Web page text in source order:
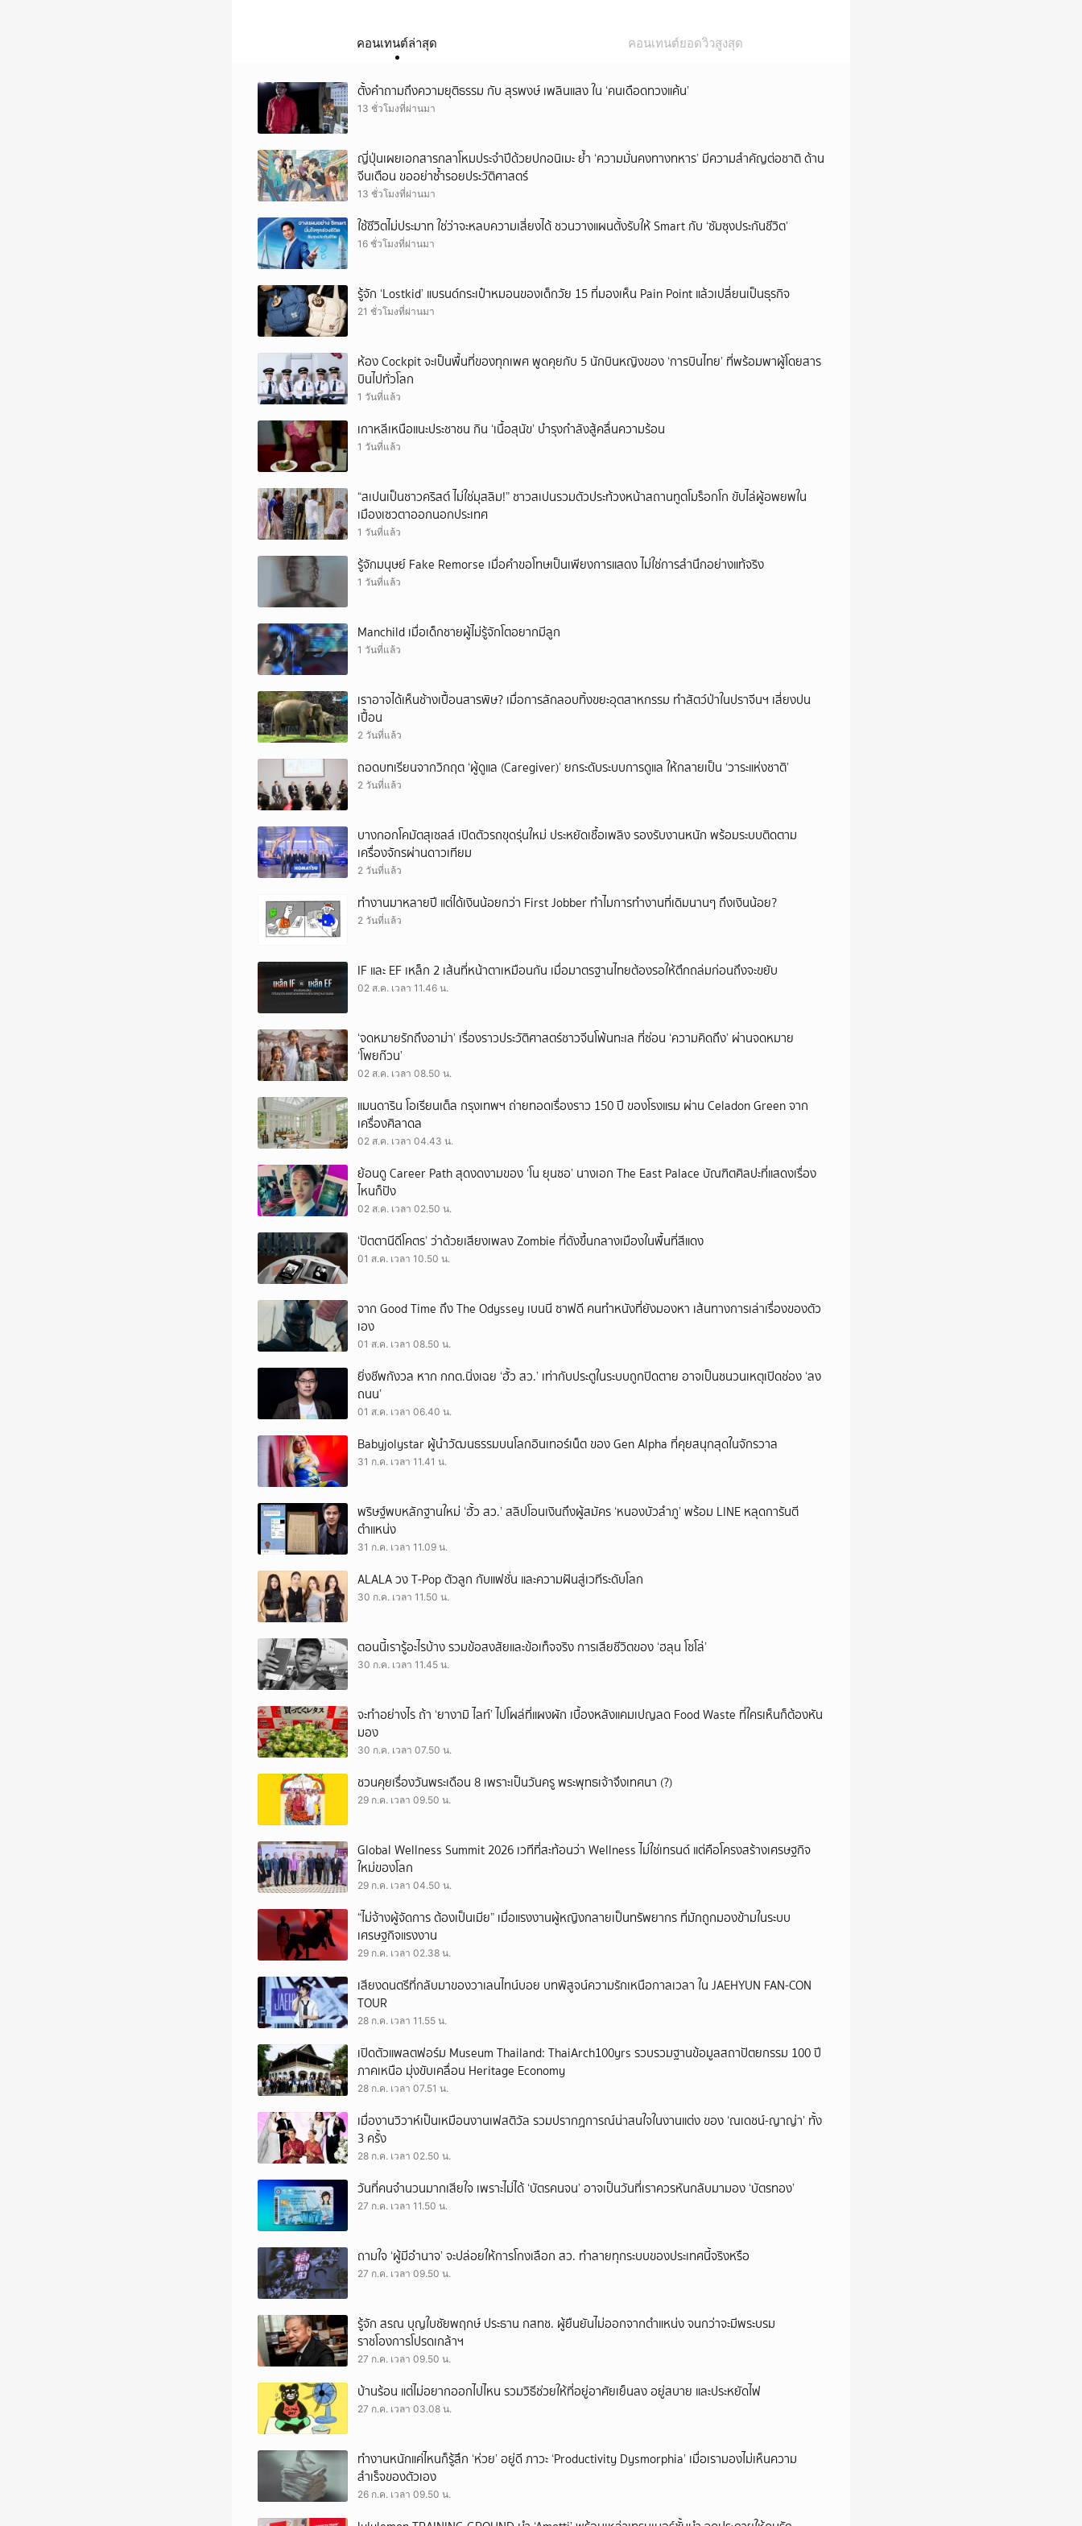
คอนเทนต์ล่าสุด คอนเทนต์ยอดวิวสูงสุด
ตั้งคำถามถึงความยุติธรรม กับ สุรพงษ์ เพลินแสง ใน ‘คนเดือดทวงแค้น’
13 ชั่วโมงที่ผ่านมา
ญี่ปุ่นเผยเอกสารกลาโหมประจำปีด้วยปกอนิเมะ ย้ำ ‘ความมั่นคงทางทหาร’ มีความสำคัญต่อชาติ ด้าน
จีนเตือน ขออย่าซ้ำรอยประวัติศาสตร์
13 ชั่วโมงที่ผ่านมา
ใช้ชีวิตไม่ประมาท ใช่ว่าจะหลบความเสี่ยงได้ ชวนวางแผนตั้งรับให้ Smart กับ ‘ซัมซุงประกันชีวิต’
16 ชั่วโมงที่ผ่านมา
รู้จัก ‘Lostkid’ แบรนด์กระเป๋าหมอนของเด็กวัย 15 ที่มองเห็น Pain Point แล้วเปลี่ยนเป็นธุรกิจ
21 ชั่วโมงที่ผ่านมา
ห้อง Cockpit จะเป็นพื้นที่ของทุกเพศ พูดคุยกับ 5 นักบินหญิงของ ‘การบินไทย’ ที่พร้อมพาผู้โดยสาร
บินไปทั่วโลก
1 วันที่แล้ว
เกาหลีเหนือแนะประชาชน กิน ‘เนื้อสุนัข’ บำรุงกำลังสู้คลื่นความร้อน
1 วันที่แล้ว
“สเปนเป็นชาวคริสต์ ไม่ใช่มุสลิม!” ชาวสเปนรวมตัวประท้วงหน้าสถานทูตโมร็อกโก ขับไล่ผู้อพยพใน
เมืองเซวตาออกนอกประเทศ
1 วันที่แล้ว
รู้จักมนุษย์ Fake Remorse เมื่อคำขอโทษเป็นเพียงการแสดง ไม่ใช่การสำนึกอย่างแท้จริง
1 วันที่แล้ว
Manchild เมื่อเด็กชายผู้ไม่รู้จักโตอยากมีลูก
1 วันที่แล้ว
เราอาจได้เห็นช้างเปื้อนสารพิษ? เมื่อการลักลอบทิ้งขยะอุตสาหกรรม ทำสัตว์ป่าในปราจีนฯ เสี่ยงปน
เปื้อน
2 วันที่แล้ว
ถอดบทเรียนจากวิกฤต ‘ผู้ดูแล (Caregiver)’ ยกระดับระบบการดูแล ให้กลายเป็น ‘วาระแห่งชาติ’
2 วันที่แล้ว
บางกอกโคมัตสุเซลส์ เปิดตัวรถขุดรุ่นใหม่ ประหยัดเชื้อเพลิง รองรับงานหนัก พร้อมระบบติดตาม
เครื่องจักรผ่านดาวเทียม
2 วันที่แล้ว
ทำงานมาหลายปี แต่ได้เงินน้อยกว่า First Jobber ทำไมการทำงานที่เดิมนานๆ ถึงเงินน้อย?
2 วันที่แล้ว
IF และ EF เหล็ก 2 เส้นที่หน้าตาเหมือนกัน เมื่อมาตรฐานไทยต้องรอให้ตึกถล่มก่อนถึงจะขยับ
02 ส.ค. เวลา 11.46 น.
‘จดหมายรักถึงอาม่า’ เรื่องราวประวัติศาสตร์ชาวจีนโพ้นทะเล ที่ซ่อน ‘ความคิดถึง’ ผ่านจดหมาย
‘โพยก๊วน’
02 ส.ค. เวลา 08.50 น.
แมนดาริน โอเรียนเต็ล กรุงเทพฯ ถ่ายทอดเรื่องราว 150 ปี ของโรงแรม ผ่าน Celadon Green จาก
เครื่องศิลาดล
02 ส.ค. เวลา 04.43 น.
ย้อนดู Career Path สุดงดงามของ ‘โน ยุนซอ’ นางเอก The East Palace บัณฑิตศิลปะที่แสดงเรื่อง
ไหนก็ปัง
02 ส.ค. เวลา 02.50 น.
‘ปัตตานีดีโคตร’ ว่าด้วยเสียงเพลง Zombie ที่ดังขึ้นกลางเมืองในพื้นที่สีแดง
01 ส.ค. เวลา 10.50 น.
จาก Good Time ถึง The Odyssey เบนนี ซาฟดี คนทำหนังที่ยังมองหา เส้นทางการเล่าเรื่องของตัว
เอง
01 ส.ค. เวลา 08.50 น.
ยิ่งชีพกังวล หาก กกต.นิ่งเฉย ‘ฮั้ว สว.’ เท่ากับประตูในระบบถูกปิดตาย อาจเป็นชนวนเหตุเปิดช่อง ‘ลง
ถนน’
01 ส.ค. เวลา 06.40 น.
Babyjolystar ผู้นำวัฒนธรรมบนโลกอินเทอร์เน็ต ของ Gen Alpha ที่คุยสนุกสุดในจักรวาล
31 ก.ค. เวลา 11.41 น.
พริษฐ์พบหลักฐานใหม่ ‘ฮั้ว สว.’ สลิปโอนเงินถึงผู้สมัคร ‘หนองบัวลำภู’ พร้อม LINE หลุดการันตี
ตำแหน่ง
31 ก.ค. เวลา 11.09 น.
ALALA วง T-Pop ตัวลูก กับแฟชั่น และความฝันสู่เวทีระดับโลก
30 ก.ค. เวลา 11.50 น.
ตอนนี้เรารู้อะไรบ้าง รวมข้อสงสัยและข้อเท็จจริง การเสียชีวิตของ ‘ฮลุน โซโล่’
30 ก.ค. เวลา 11.45 น.
จะทำอย่างไร ถ้า ‘ยางามิ ไลท์’ ไปโผล่ที่แผงผัก เบื้องหลังแคมเปญลด Food Waste ที่ใครเห็นก็ต้องหัน
มอง
30 ก.ค. เวลา 07.50 น.
ชวนคุยเรื่องวันพระเดือน 8 เพราะเป็นวันครู พระพุทธเจ้าจึงเทศนา (?)
29 ก.ค. เวลา 09.50 น.
Global Wellness Summit 2026 เวทีที่สะท้อนว่า Wellness ไม่ใช่เทรนด์ แต่คือโครงสร้างเศรษฐกิจ
ใหม่ของโลก
29 ก.ค. เวลา 04.50 น.
“ไม่จ้างผู้จัดการ ต้องเป็นเมีย” เมื่อแรงงานผู้หญิงกลายเป็นทรัพยากร ที่มักถูกมองข้ามในระบบ
เศรษฐกิจแรงงาน
29 ก.ค. เวลา 02.38 น.
เสียงดนตรีที่กลับมาของวาเลนไทน์บอย บทพิสูจน์ความรักเหนือกาลเวลา ใน JAEHYUN FAN-CON
TOUR
28 ก.ค. เวลา 11.55 น.
เปิดตัวแพลตฟอร์ม Museum Thailand: ThaiArch100yrs รวบรวมฐานข้อมูลสถาปัตยกรรม 100 ปี
ภาคเหนือ มุ่งขับเคลื่อน Heritage Economy
28 ก.ค. เวลา 07.51 น.
เมื่องานวิวาห์เป็นเหมือนงานเฟสติวัล รวมปรากฏการณ์น่าสนใจในงานแต่ง ของ ‘ณเดชน์-ญาญ่า’ ทั้ง
3 ครั้ง
28 ก.ค. เวลา 02.50 น.
วันที่คนจำนวนมากเสียใจ เพราะไม่ได้ ‘บัตรคนจน’ อาจเป็นวันที่เราควรหันกลับมามอง ‘บัตรทอง’
27 ก.ค. เวลา 11.50 น.
ถามใจ ‘ผู้มีอำนาจ’ จะปล่อยให้การโกงเลือก สว. ทำลายทุกระบบของประเทศนี้จริงหรือ
27 ก.ค. เวลา 09.50 น.
รู้จัก สรณ บุญใบชัยพฤกษ์ ประธาน กสทช. ผู้ยืนยันไม่ออกจากตำแหน่ง จนกว่าจะมีพระบรม
ราชโองการโปรดเกล้าฯ
27 ก.ค. เวลา 09.50 น.
บ้านร้อน แต่ไม่อยากออกไปไหน รวมวิธีช่วยให้ที่อยู่อาศัยเย็นลง อยู่สบาย และประหยัดไฟ
27 ก.ค. เวลา 03.08 น.
ทำงานหนักแค่ไหนก็รู้สึก ‘ห่วย’ อยู่ดี ภาวะ ‘Productivity Dysmorphia’ เมื่อเรามองไม่เห็นความ
สำเร็จของตัวเอง
26 ก.ค. เวลา 09.50 น.